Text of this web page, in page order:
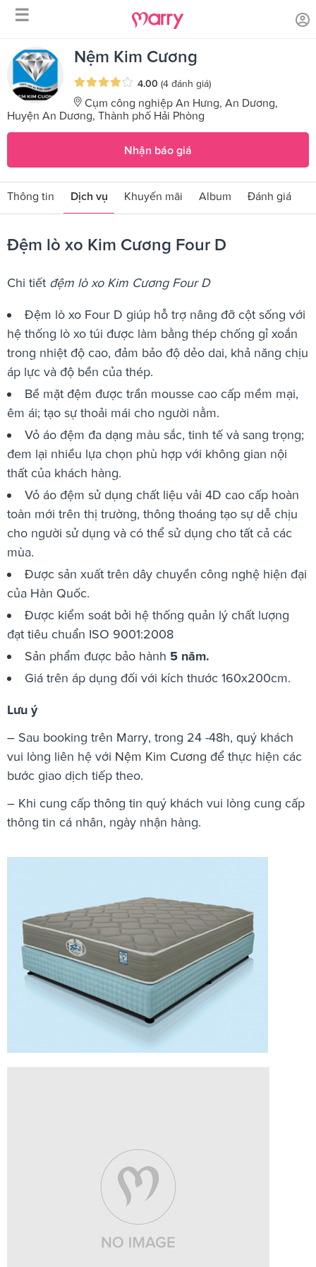
☰
Trang chủ Sản phẩm dịch vụ / Đệm lò xo Kim Cương Four D
Nệm Kim Cương
4.00 (4 đánh giá)
Cụm công nghiệp An Hưng, An Dương,
Huyện An Dương, Thành phố Hải Phòng
Nhận báo giá
Thông tin Dịch vụ Khuyến mãi Album Đánh giá
Đệm lò xo Kim Cương Four D
Chi tiết đệm lò xo Kim Cương Four D
Đệm lò xo Four D giúp hỗ trợ nâng đỡ cột sống với
hệ thống lò xo túi được làm bằng thép chống gỉ xoắn
trong nhiệt độ cao, đảm bảo độ dẻo dai, khả năng chịu
áp lực và độ bền của thép.
Bề mặt đệm được trần mousse cao cấp mềm mại,
êm ái; tạo sự thoải mái cho người nằm.
Vỏ áo đệm đa dạng màu sắc, tinh tế và sang trọng;
đem lại nhiều lựa chọn phù hợp với không gian nội
thất của khách hàng.
Vỏ áo đệm sử dụng chất liệu vải 4D cao cấp hoàn
toàn mới trên thị trường, thông thoáng tạo sự dễ chịu
cho người sử dụng và có thể sử dụng cho tất cả các
mùa.
Được sản xuất trên dây chuyền công nghệ hiện đại
của Hàn Quốc.
Được kiểm soát bởi hệ thống quản lý chất lượng
đạt tiêu chuẩn ISO 9001:2008
Sản phẩm được bảo hành 5 năm.
Giá trên áp dụng đối với kích thước 160x200cm.
Lưu ý
– Sau booking trên Marry, trong 24 -48h, quý khách
vui lòng liên hệ với Nệm Kim Cương để thực hiện các
bước giao dịch tiếp theo.
– Khi cung cấp thông tin quý khách vui lòng cung cấp
thông tin cá nhân, ngày nhận hàng.